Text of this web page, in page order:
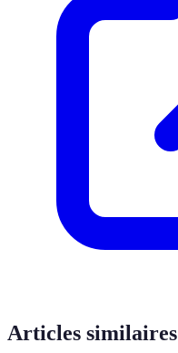
Articles similaires